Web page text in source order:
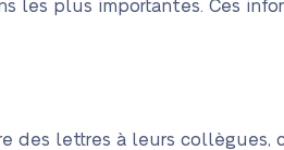
les plus importantes. Ces
des lettres à leurs collègues,